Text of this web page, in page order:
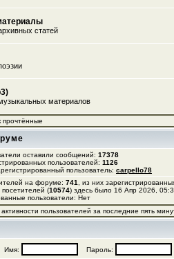
статей
материалов
прочтённые
оставили сообщений: 17378
пользователей: 1126
пользователь: carpello78
на форуме: 741
, из них
(10574) здесь было 16 Апр 2026,
пользователи: Нет
пользователей за последние пять
Имя: Пароль: